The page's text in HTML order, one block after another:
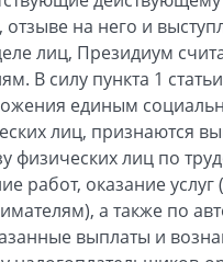
на него и
лиц, Президиум
В силу пункта 1
единым
лиц, признаются
физических лиц по
работ, оказание
а также по
выплаты и